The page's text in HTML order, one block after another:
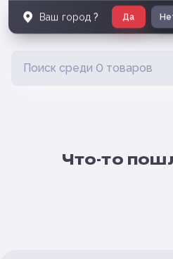
Что-то
Ваш город ? Да